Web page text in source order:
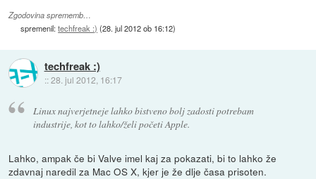
Zgodovina sprememb…
spremenil:techfreak :) (28. jul 2012 ob 16:12)
techfreak :)
::28. jul 2012, 16:17
Linux najverjetneje lahko bistveno bolj zadosti potrebam
industrije, kot to lahko/želi početi Apple.
Lahko, ampak če bi Valve imel kaj za pokazati, bi to lahko že
zdavnaj naredil za Mac OS X, kjer je že dlje časa prisoten.